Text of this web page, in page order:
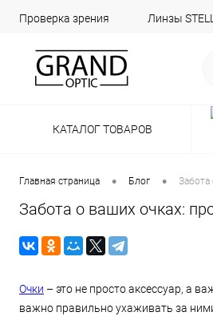
Проверка зрения Линзы
КАТАЛОГ ТОВАРОВ
Главная страница • Блог • Забота
Забота о ваших очках:
Очки – это не просто аксессуар, а
важно правильно ухаживать за